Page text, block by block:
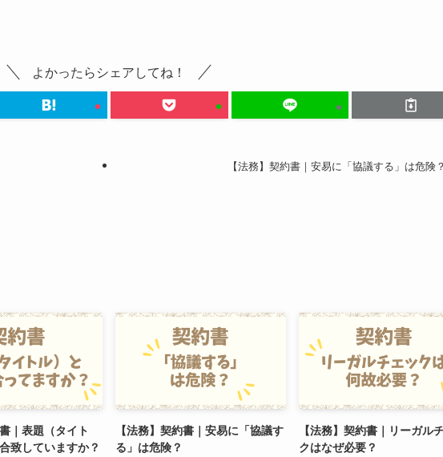
よかったらシェアしてね！
【法務】契約書｜安易に「協議する」は危険？
｜表題（タイト
致していますか？
【法務】契約書｜安易に「協議す
る」は危険？
【法務】契約書｜リーガル
クはなぜ必要？